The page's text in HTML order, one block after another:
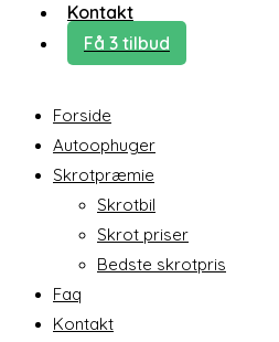
Kontakt
Få 3 tilbud
Forside
Autoophuger
Skrotpræmie
Skrotbil
Skrot priser
Bedste skrotpris
Faq
Kontakt